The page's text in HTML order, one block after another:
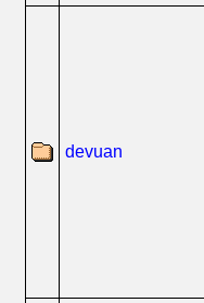
devuan